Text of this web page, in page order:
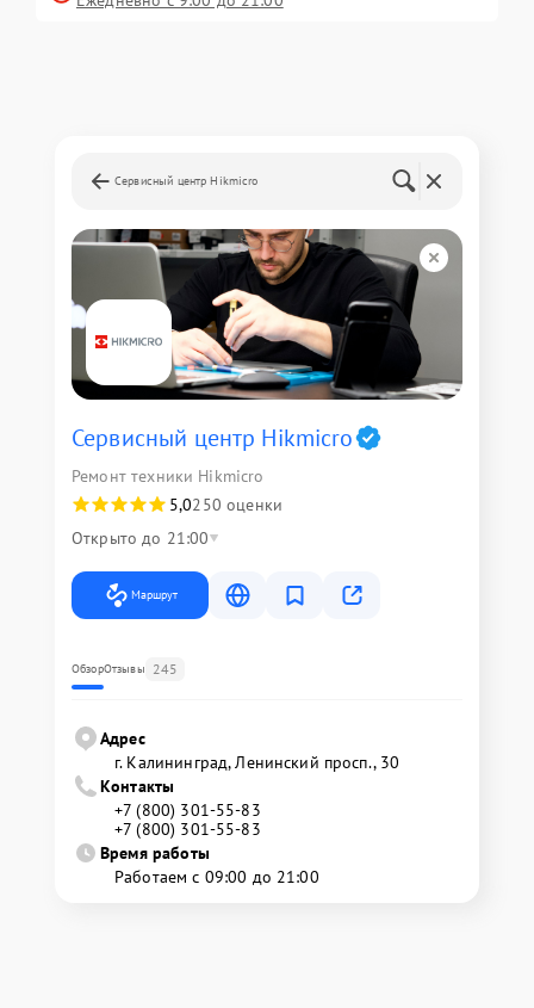
Сервисный центр Hikmicro
Сервисный центр Hikmicro
Ремонт техники Hikmicro
5,0250 оценки
Открыто до 21:00
Маршрут
ОбзорОтзывы 245
Адрес
г. Калининград, Ленинский просп., 30
Контакты
+7 (800) 301-55-83
+7 (800) 301-55-83
Время работы
Работаем с 09:00 до 21:00